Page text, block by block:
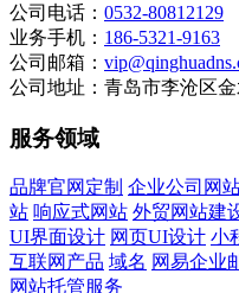
公司电话： 0532-80812129
业务手机： 186-5321-9163
公司邮箱：
公司地址：青岛市李沧区
服务领域
品牌官网定制 企业公司网
站 响应式网站 外贸网站建
UI界面设计 网页UI设计 小
互联网产品 域名 网易企业
网站托管服务